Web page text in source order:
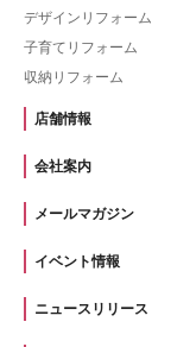
デザインリフォーム
子育てリフォーム
収納リフォーム
店舗情報
会社案内
メールマガジン
イベント情報
ニュースリリース